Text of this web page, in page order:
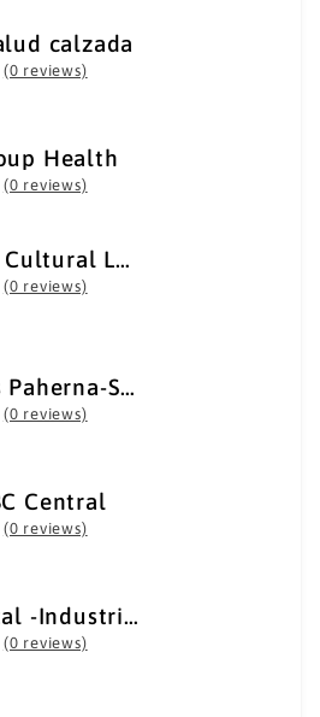
calzada
(0 reviews)
Health
(0 reviews)
Instituto Cultural Los Héroes
(0 reviews)
Impresos Paherna-Servicios Gráficos Industriales
(0 reviews)
Central
(0 reviews)
Vibe Metal -Industrial Metal Supply
(0 reviews)